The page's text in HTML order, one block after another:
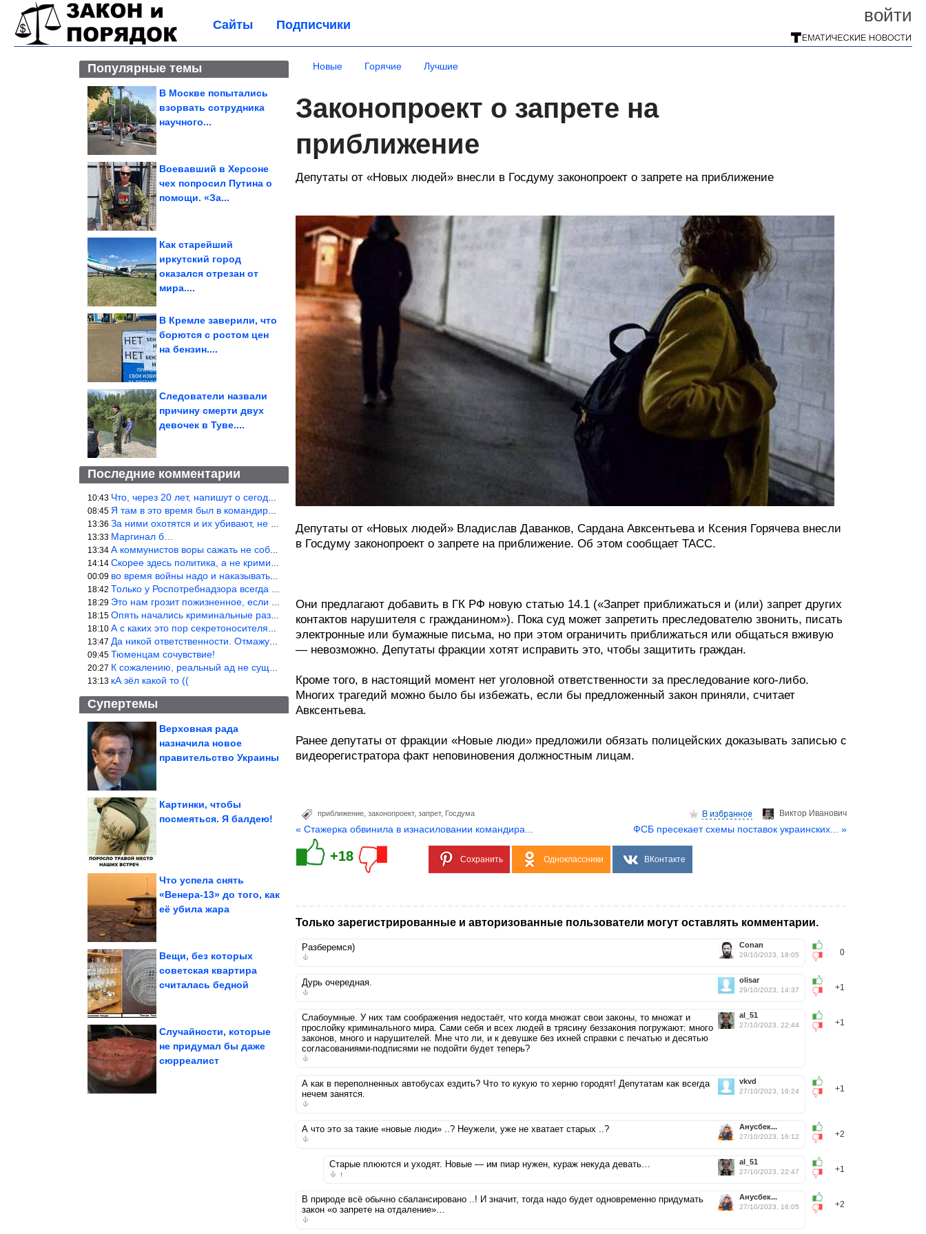
войти
Сайты Подписчики
Популярные темы
В Москве попытались
взорвать сотрудника
научного...
Воевавший в Херсоне
чех попросил Путина о
помощи. «За...
Как старейший
иркутский город
оказался отрезан от
мира....
В Кремле заверили, что
борются с ростом цен
на бензин....
Следователи назвали
причину смерти двух
девочек в Туве....
Последние комментарии
10:43 Что, через 20 лет, напишут о сегодняшних событиях, о сегодняшней
08:45 Я там в это время был в командировке.Было, было…
13:36 За ними охотятся и их убивают, не ужели не понял?
13:33 Маргинал б…
13:34 А коммунистов воры сажать не собираются ???
14:14 Скорее здесь политика, а не криминал. Хотя эти два понятия начин
00:09 во время войны надо и наказывать по законам военного времени, а
18:42 Только у Роспотребнадзора всегда и все в порядке! Когда касается
18:29 Это нам грозит пожизненное, если только грозно посмотреть в их с
18:15 Опять начались криминальные разборки аля 90е!
18:10 А с каких это пор секретоносителям положена охрана? Это его зада
13:47 Да никой ответственности. Отмажутся.
09:45 Тюменцам сочувствие!
20:27 К сожалению, реальный ад не существует.
13:13 кА зёл какой то ((
Супертемы
Исторические фото.
Верховная рада
назначила новое
правительство Украины
Картинки, чтобы
посмеяться. Я балдею!
Что успела снять
«Венера-13» до того, как
её убила жара
Илон Маск согласился с
исчезновении...
Вещи, без которых
советская квартира
считалась бедной
отношения мужчин и
Случайности, которые
не придумал бы даже
сюрреалист
Новые Горячие Лучшие
Законопроект о запрете на
приближение
Депутаты от «Новых людей» внесли в Госдуму законопроект о запрете на приближение
Депутаты от «Новых людей» Владислав Даванков, Сардана Авксентьева и Ксения Горячева внесли
в Госдуму законопроект о запрете на приближение. Об этом сообщает ТАСС.
Они предлагают добавить в ГК РФ новую статью 14.1 («Запрет приближаться и (или) запрет других
контактов нарушителя с гражданином»). Пока суд может запретить преследователю звонить, писать
электронные или бумажные письма, но при этом ограничить приближаться или общаться вживую
— невозможно. Депутаты фракции хотят исправить это, чтобы защитить граждан.
Кроме того, в настоящий момент нет уголовной ответственности за преследование кого-либо.
Многих трагедий можно было бы избежать, если бы предложенный закон приняли, считает
Авксентьева.
Ранее депутаты от фракции «Новые люди» предложили обязать полицейских доказывать записью с
видеорегистратора факт неповиновения должностным лицам.
Виктор Иванович
приближение законопроект, запрет, Госдума
« Стажерка обвинила в изнасиловании командира... ФСБ пресекает схемы поставок украинских... »
+18 Сохранить Одноклассники ВКонтакте
Только зарегистрированные и авторизованные пользователи могут оставлять комментарии.
0
Conan
29/10/2023, 18:05
Разберемся)
+1
olisar
29/10/2023, 14:37
Дурь очередная.
+1
al_51
27/10/2023, 22:44
Слабоумные. У них там соображения недостаёт, что когда множат свои законы, то множат и
прослойку криминального мира. Сами себя и всех людей в трясину беззакония погружают: много
законов, много и нарушителей. Мне что ли, и к девушке без ихней справки с печатью и десятью
согласованиями-подписями не подойти будет теперь?
+1
vkvd
27/10/2023, 16:24
А как в переполненных автобусах ездить? Что то кукую то херню городят! Депутатам как всегда
нечем занятся.
+2
Анусбек...
27/10/2023, 16:12
А что это за такие «новые люди» ..? Неужели, уже не хватает старых ..?
+1
al_51
27/10/2023, 22:47
Старые плюются и уходят. Новые — им пиар нужен, кураж некуда девать…
↑
+2
Анусбек...
27/10/2023, 16:05
В природе всё обычно сбалансировано ..! И значит, тогда надо будет одновременно придумать
закон «о запрете на отдаление»…